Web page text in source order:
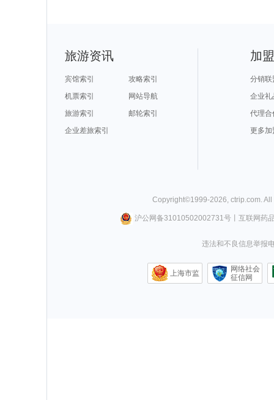
旅游资讯
宾馆索引
攻略索引
机票索引
网站导航
旅游索引
邮轮索引
企业差旅索引
加
分销联
企业礼
代理合
更多加
Copyright©1999-2026, ctrip.com.
沪公网备31010502002731号丨 互联网药
违法和不良信息举报
上海市监
网络社会
征信网